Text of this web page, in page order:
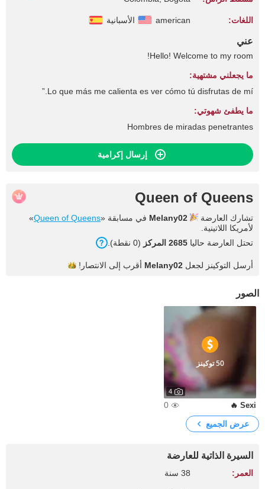
اللغات: american الأسبانية
عني
Hello! Welcome to my room!
ما يجعلني مشتهية:
Lo que más me calienta es ver cómo tú disfrutas de mí.”
ما يطفئ شهوتي:
Hombres de miradas penetrantes
إرسال إكرامية
Queen of Queens
تشارك العارضة Melany02 في مسابقة «Queen of Queens
»
لأمريكا اللاتينية.
تحتل العارضة حاليا 2685 المركز (0 نقطة).
أرسل التوكينز لجعل Melany02 أقرب إلى الانتصار!
الصور
50 توكينز
4
Sexi 🔥
0
عرض الجميع
السيرة الذاتية للعارضة
العمر: 38 سنة